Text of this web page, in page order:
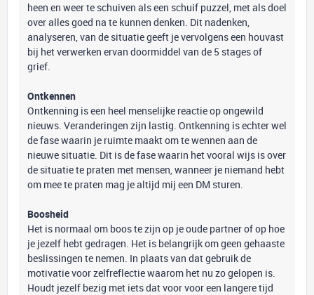
heen en weer te schuiven als een schuif puzzel, met als doel
over alles goed na te kunnen denken. Dit nadenken,
analyseren, van de situatie geeft je vervolgens een houvast
bij het verwerken ervan doormiddel van de 5 stages of
grief.
Ontkennen
Ontkenning is een heel menselijke reactie op ongewild
nieuws. Veranderingen zijn lastig. Ontkenning is echter wel
de fase waarin je ruimte maakt om te wennen aan de
nieuwe situatie. Dit is de fase waarin het vooral wijs is over
de situatie te praten met mensen, wanneer je niemand hebt
om mee te praten mag je altijd mij een DM sturen.
Boosheid
Het is normaal om boos te zijn op je oude partner of op hoe
je jezelf hebt gedragen. Het is belangrijk om geen gehaaste
beslissingen te nemen. In plaats van dat gebruik de
motivatie voor zelfreflectie waarom het nu zo gelopen is.
Houdt jezelf bezig met iets dat voor voor een langere tijd